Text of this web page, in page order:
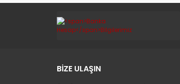
BİZE ULAŞIN